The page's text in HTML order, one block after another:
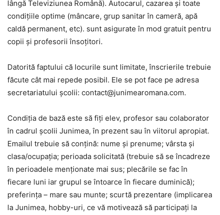
lângă Televiziunea Română). Autocarul, cazarea și toate
condițiile optime (mâncare, grup sanitar în cameră, apă
caldă permanent, etc). sunt asigurate în mod gratuit pentru
copii și profesorii însoțitori.
Datorită faptului că locurile sunt limitate, înscrierile trebuie
făcute cât mai repede posibil. Ele se pot face pe adresa
secretariatului școlii: contact@junimearomana.com.
Condiția de bază este să fiți elev, profesor sau colaborator
în cadrul școlii Junimea, în prezent sau în viitorul apropiat.
Emailul trebuie să conțină: nume și prenume; vârsta și
clasa/ocupația; perioada solicitată (trebuie să se încadreze
în perioadele menționate mai sus; plecările se fac în
fiecare luni iar grupul se întoarce în fiecare duminică);
preferința – mare sau munte; scurtă prezentare (implicarea
la Junimea, hobby-uri, ce vă motivează să participați la